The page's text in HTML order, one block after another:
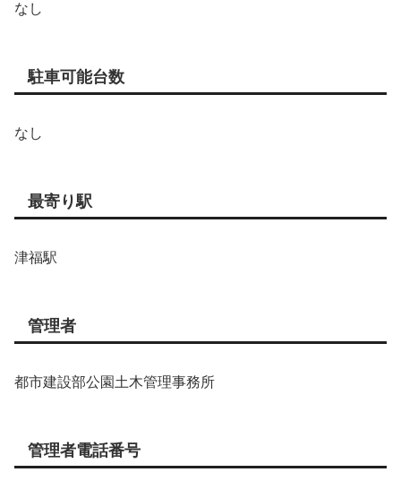
なし
駐車可能台数
なし
最寄り駅
津福駅
管理者
都市建設部公園土木管理事務所
管理者電話番号